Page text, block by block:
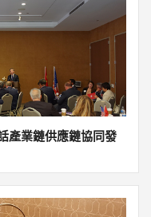
產業鏈供應鏈協同發